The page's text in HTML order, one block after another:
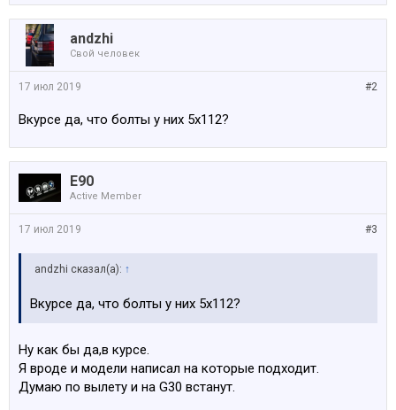
аndzhi
Свой человек
#2
17 июл 2019
Вкурсе да, что болты у них 5х112?
E90
Active Member
#3
17 июл 2019
аndzhi сказал(а): ↑
Вкурсе да, что болты у них 5х112?
Ну как бы да,в курсе.
Я вроде и модели написал на которые подходит.
Думаю по вылету и на G30 встанут.